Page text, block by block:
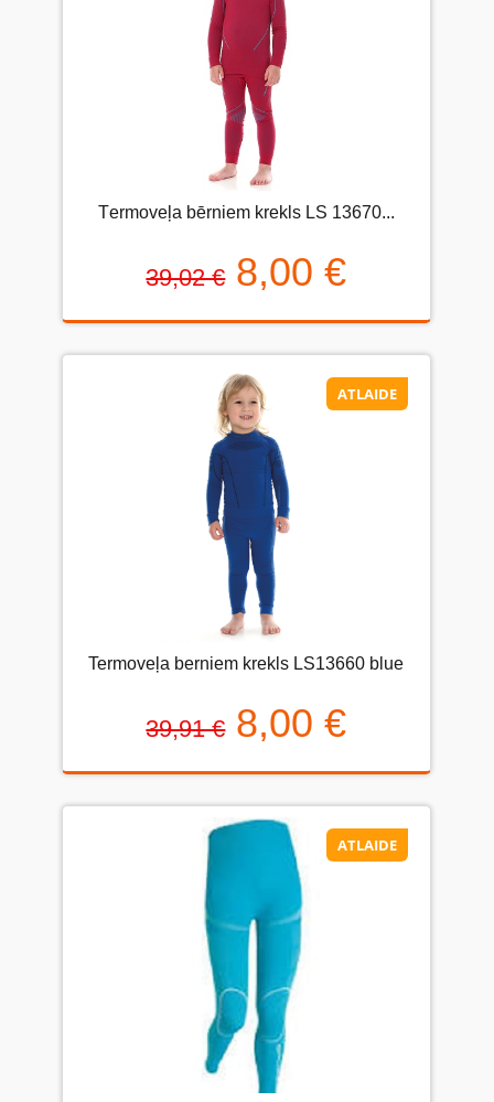
Тermoveļa bērniem krekls LS 13670...
39,02 € 8,00 €
ATLAIDE
Termoveļa berniem krekls LS13660 blue
39,91 € 8,00 €
ATLAIDE